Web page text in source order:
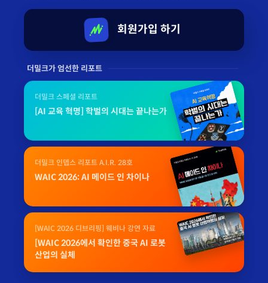
회원가입 하기
더밀크가 엄선한 리포트
더밀크 스페셜 리포트
[AI 교육 혁명] 학벌의 시대는 끝나는가
더밀크 인뎁스 리포트 A.I.R. 28호
WAIC 2026: AI 메이드 인 차이나
[WAIC 2026 디브리핑] 웨비나 강연 자료
[WAIC 2026에서 확인한 중국 AI 로봇
산업의 실체